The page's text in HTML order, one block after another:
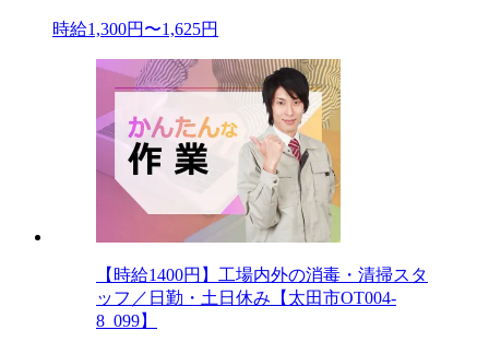
時給1,300円〜1,625円
【時給1400円】工場内外の消毒・清掃スタ
ッフ／日勤・土日休み【太田市OT004-
8_099】